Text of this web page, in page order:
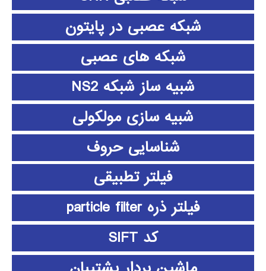
شبکه عصبی در پایتون
شبکه های عصبی
شبیه ساز شبکه NS2
شبیه سازی مولکولی
شناسایی حروف
فیلتر تطبیقی
فیلتر ذره particle filter
کد SIFT